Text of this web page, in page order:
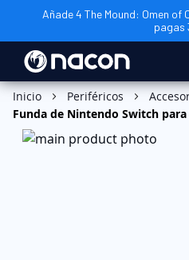
Añade 4 The Mound: Omen of
pagas
Inicio Periféricos
Funda de Nintendo Switch
Saltar